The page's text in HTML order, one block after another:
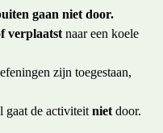
gaan niet door.
verplaatst naar een koele
zijn toegestaan,
de activiteit niet door.